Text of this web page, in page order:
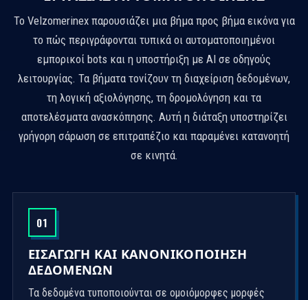
Το Velzomerinex παρουσιάζει μια βήμα προς βήμα εικόνα για
το πώς περιγράφονται τυπικά οι αυτοματοποιημένοι
εμπορικοί bots και η υποστήριξη με AI σε οδηγούς
λειτουργίας. Τα βήματα τονίζουν τη διαχείριση δεδομένων,
τη λογική αξιολόγησης, τη δρομολόγηση και τα
αποτελέσματα ανασκόπησης. Αυτή η διάταξη υποστηρίζει
γρήγορη σάρωση σε επιτραπέζιο και παραμένει κατανοητή
σε κινητά.
01
ΕΙΣΑΓΩΓΉ ΚΑΙ ΚΑΝΟΝΙΚΟΠΟΊΗΣΗ
ΔΕΔΟΜΈΝΩΝ
Τα δεδομένα τυποποιούνται σε ομοιόμορφες μορφές